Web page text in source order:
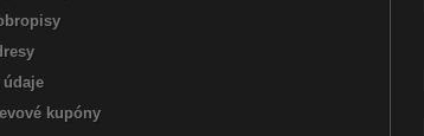
kupóny